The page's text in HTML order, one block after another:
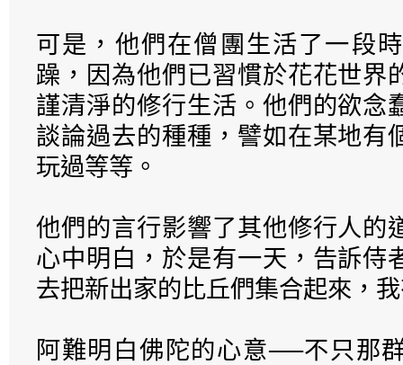
可是，他們在僧團生活了一段
躁，因為他們已習慣於花花世界
謹清淨的修行生活。他們的欲念
談論過去的種種，譬如在某地有
玩過等等。
他們的言行影響了其他修行人的
心中明白，於是有一天，告訴侍
去把新出家的比丘們集合起來，
阿難明白佛陀的心意──不只那